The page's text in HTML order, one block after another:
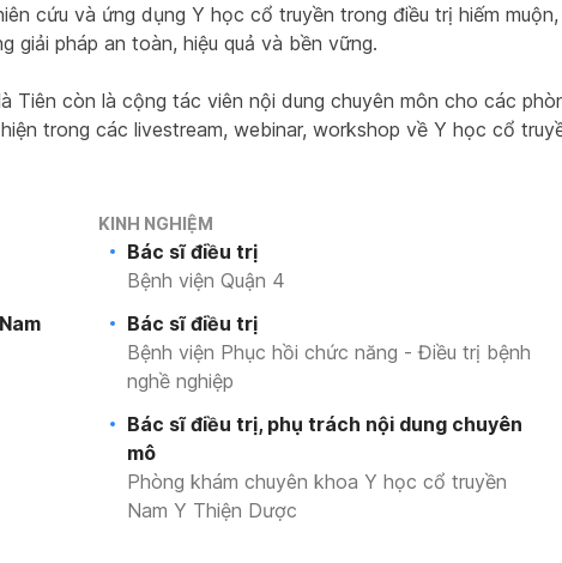
cứu và ứng dụng Y học cổ truyền trong điều trị hiếm
giải pháp an toàn, hiệu quả và bền vững.
Tiên còn là cộng tác viên nội dung chuyên môn cho các
trong các livestream, webinar, workshop về Y học cổ
KINH NGHIỆM
Bác sĩ điều trị
Bệnh viện Quận 4
Bác sĩ điều trị
Bệnh viện Phục hồi chức năng - Điều trị bệnh
nghề nghiệp
Bác sĩ điều trị, phụ trách nội dung chuyên
mô
Phòng khám chuyên khoa Y học cổ truyền
Nam Y Thiện Dược